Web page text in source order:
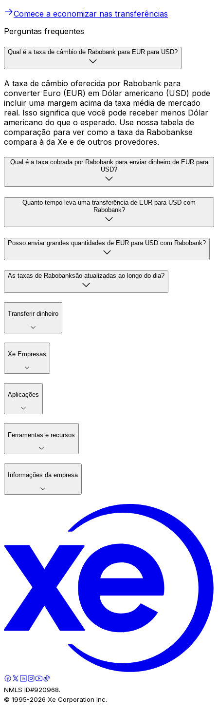
Comece a economizar nas transferências
Perguntas frequentes
Qual é a taxa de câmbio de Rabobank para EUR para USD?
A taxa de câmbio oferecida por Rabobank para
converter Euro (EUR) em Dólar americano (USD) pode
incluir uma margem acima da taxa média de mercado
real. Isso significa que você pode receber menos Dólar
americano do que o esperado. Use nossa tabela de
comparação para ver como a taxa da Rabobankse
compara à da Xe e de outros provedores.
Qual é a taxa cobrada por Rabobank para enviar dinheiro de EUR para
USD?
Quanto tempo leva uma transferência de EUR para USD com
Rabobank?
Posso enviar grandes quantidades de EUR para USD com Rabobank?
As taxas de Rabobanksão atualizadas ao longo do dia?
Transferir dinheiro
Xe Empresas
Aplicações
Ferramentas e recursos
Informações da empresa
NMLS ID#920968.
© 1995-2026 Xe Corporation Inc.